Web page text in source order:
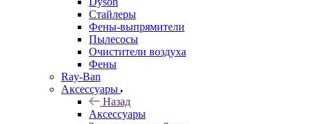
Стайлеры
Фены-выпрямители
Пылесосы
Очистители воздуха
Фены
Ray-Ban
Аксессуары
Назад
Аксессуары